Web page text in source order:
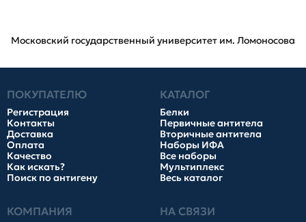
Московский государственный университет им. Ломоносова
ПОКУПАТЕЛЮ
Регистрация
Контакты
Доставка
Оплата
Качество
Как искать?
Поиск по антигену
КАТАЛОГ
Белки
Первичные антитела
Вторичные антитела
Наборы ИФА
Все наборы
Мультиплекс
Весь каталог
КОМПАНИЯ НА СВЯЗИ